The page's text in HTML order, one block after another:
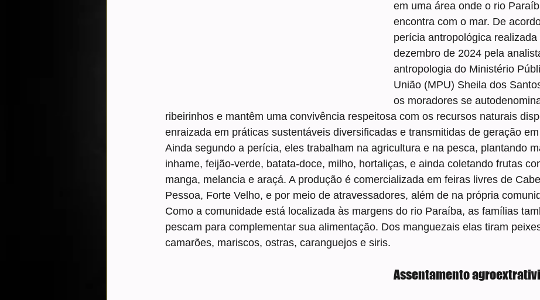
em uma área onde o rio
encontra com o mar. De
perícia antropológica realizada
dezembro de 2024 pela
antropologia do Ministério
União (MPU) Sheila dos
os moradores se
ribeirinhos e mantêm uma convivência respeitosa com os recursos naturais
enraizada em práticas sustentáveis diversificadas e transmitidas de geração
Ainda segundo a perícia, eles trabalham na agricultura e na pesca, plantando
inhame, feijão-verde, batata-doce, milho, hortaliças, e ainda coletando frutas
manga, melancia e araçá. A produção é comercializada em feiras livres de
Pessoa, Forte Velho, e por meio de atravessadores, além de na própria
Como a comunidade está localizada às margens do rio Paraíba, as famílias
pescam para complementar sua alimentação. Dos manguezais elas tiram
camarões, mariscos, ostras, caranguejos e siris.
Assentamento